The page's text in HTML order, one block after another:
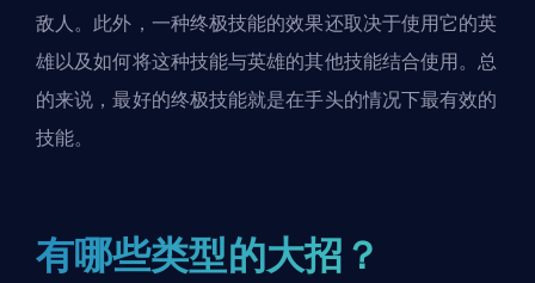
敌人。此外，一种终极技能的效果还取决于使用它的英
雄以及如何将这种技能与英雄的其他技能结合使用。总
的来说，最好的终极技能就是在手头的情况下最有效的
技能。
有哪些类型的大招？